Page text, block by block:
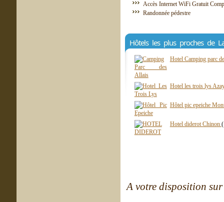
Accès Internet WiFi Gratuit
Randonnée pédestre
Hôtels les plus proches de
Hotel Camping parc
Hotel les trois lys
Hôtel pic epeiche
Hotel diderot Chinon
A votre disposition